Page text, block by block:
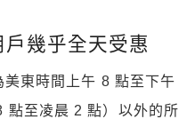
幾乎全天受惠
東時間上午 8 點至下午
點至凌晨 2 點）以外的所